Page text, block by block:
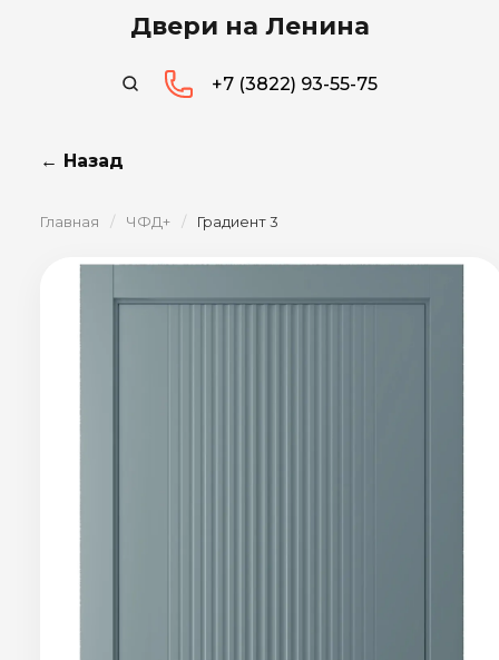
Двери на Ленина
+7 (3822) 93-55-75
← Назад
Главная / ЧФД+ / Градиент 3